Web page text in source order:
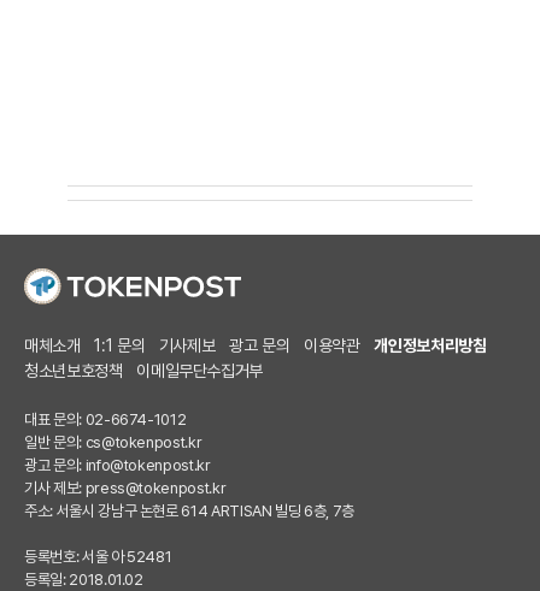
매체소개 1:1 문의 기사제보 광고 문의 이용약관
개인정보처리방침
청소년보호정책
이메일무단수집거부
대표 문의: 02-6674-1012
일반 문의: cs@tokenpost.kr
광고 문의: info@tokenpost.kr
기사 제보: press@tokenpost.kr
주소: 서울시 강남구 논현로 614 ARTISAN 빌딩 6층, 7층
등록번호: 서울 아 52481
등록일: 2018.01.02